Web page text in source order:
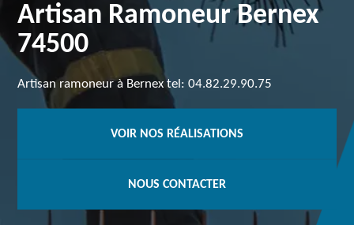
Artisan Ramoneur Bernex
74500
Artisan ramoneur à Bernex tel: 04.82.29.90.75
VOIR NOS RÉALISATIONS
NOUS CONTACTER